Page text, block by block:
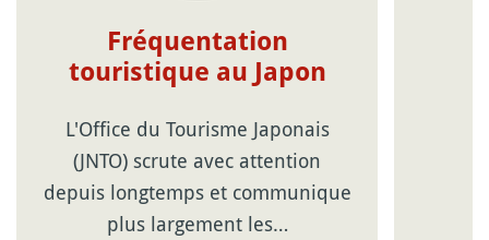
Fréquentation
touristique au Japon
L'Office du Tourisme Japonais
(JNTO) scrute avec attention
depuis longtemps et communique
plus largement les…